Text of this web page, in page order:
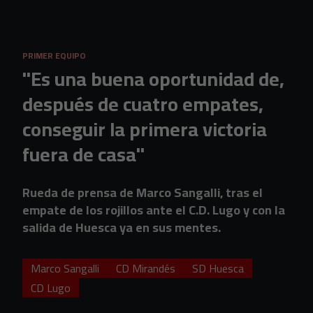
PRIMER EQUIPO
"Es una buena oportunidad de,
después de cuatro empates,
conseguir la primera victoria
fuera de casa"
Rueda de prensa de Marco Sangalli, tras el
empate de los rojillos ante el C.D. Lugo y con la
salida de Huesca ya en sus mentes.
Marco Sangalli CD Mirandés
SD Huesca
CD Lugo